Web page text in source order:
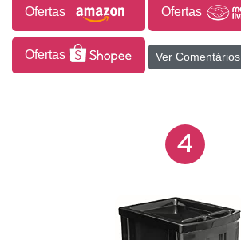
Ofertas Ofertas
Ofertas Ver Comentários
4